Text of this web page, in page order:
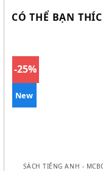
CÓ THỂ BẠN
-25%
New
SÁCH TIẾNG ANH -